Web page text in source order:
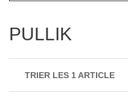
PULLIK
TRIER LES 1 ARTICLE